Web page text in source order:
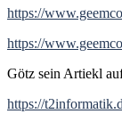
https://
https://
Götz sein Artiekl
https://